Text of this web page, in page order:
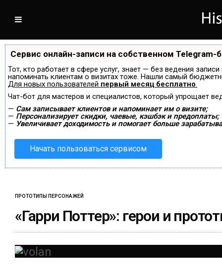
Сервис онлайн-записи на собственном Telegram-
Тот, кто работает в сфере услуг, знает — без ведения
напоминать клиентам о визитах тоже. Нашли самый
Для новых пользователей первый месяц бесплатно.
Чат-бот для мастеров и специалистов, который упрощает
— Сам записывает клиентов и напоминает им о визите;
— Персонализирует скидки, чаевые, кэшбэк и предоплаты;
— Увеличивает доходимость и помогает больше
Начать пользоваться сервисом
ПРОТОТИПЫ ПЕРСОНАЖЕЙ
«Гарри Поттер»: герои и